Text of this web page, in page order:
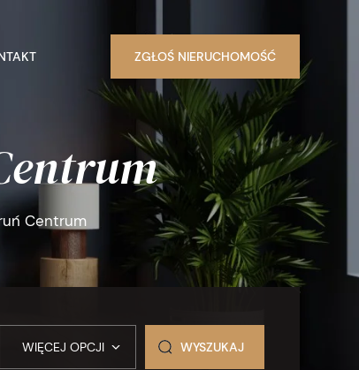
ZGŁOŚ NIERUCHOMOŚĆ
Centrum
WIĘCEJ OPCJI